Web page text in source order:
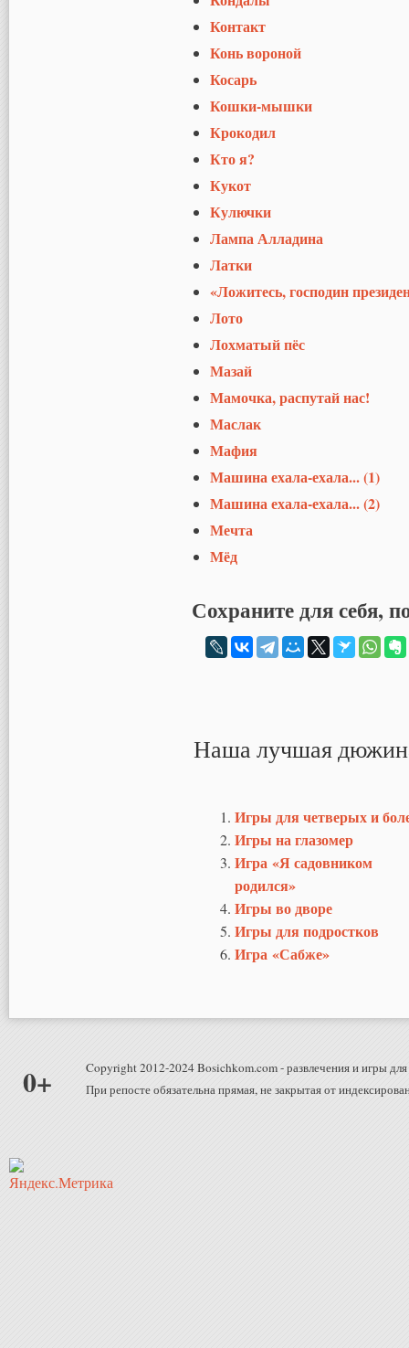
Контакт
Конь вороной
Косарь
Кошки-мышки
Крокодил
Кто я?
Кукот
Кулючки
Лампа Алладина
Латки
«Ложитесь, господин
Лото
Лохматый пёс
Мазай
Мамочка, распутай нас!
Маслак
Мафия
Машина ехала-ехала... (1)
Машина ехала-ехала... (2)
Мечта
Мёд
Сохраните для себя,
Наша лучшая
Игры для четверых и
Игры на глазомер
Игра «Я садовником
родился»
Игры во дворе
Игры для подростков
Игра «Сабже»
0+
Copyright 2012-2024 Bosichkom.com - развлечения и игры для
При репосте обязательна прямая, не закрытая от